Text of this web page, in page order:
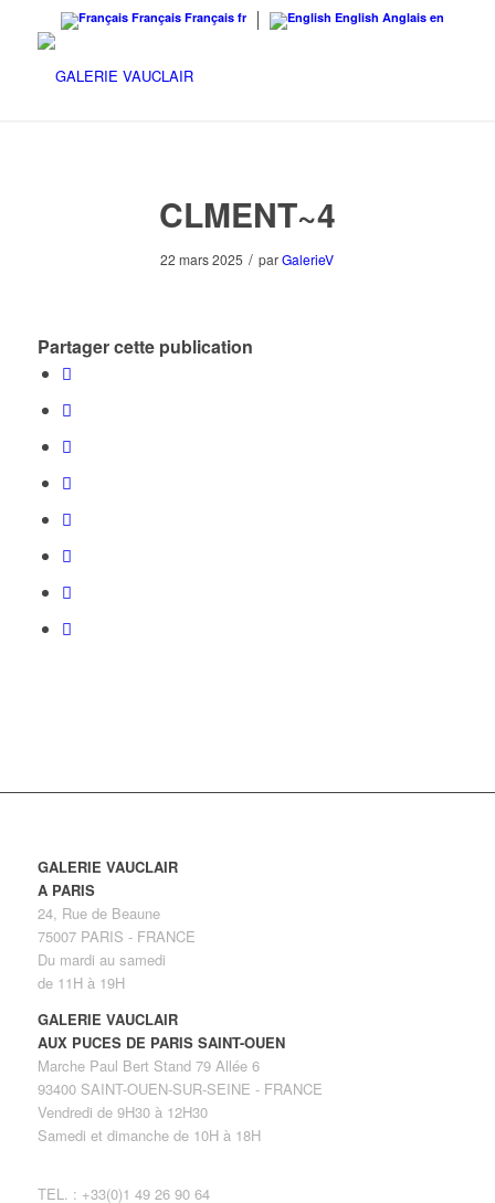
Français Français fr English Anglais en
CLMENT~4
22 mars 2025 / parGalerieV
Partager cette publication
GALERIE VAUCLAIR
A PARIS
24, Rue de Beaune
75007 PARIS - FRANCE
Du mardi au samedi
de 11H à 19H
GALERIE VAUCLAIR
AUX PUCES DE PARIS SAINT-OUEN
Marche Paul Bert Stand 79 Allée 6
93400 SAINT-OUEN-SUR-SEINE - FRANCE
Vendredi de 9H30 à 12H30
Samedi et dimanche de 10H à 18H
TEL. : +33(0)1 49 26 90 64